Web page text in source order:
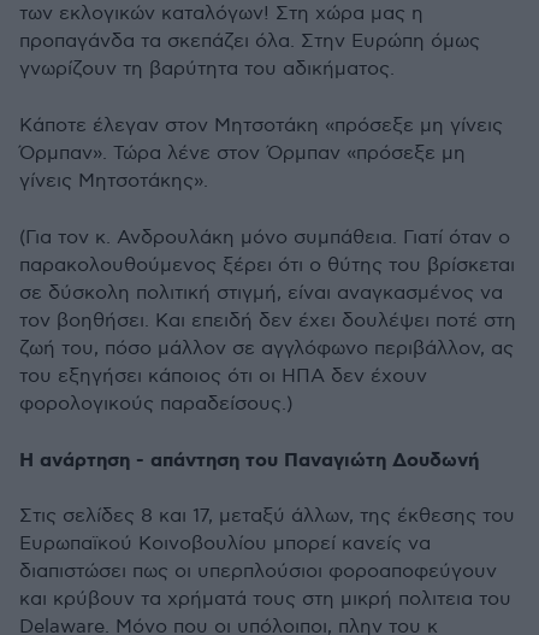
των εκλογικών καταλόγων! Στη χώρα μας η
προπαγάνδα τα σκεπάζει όλα. Στην Ευρώπη όμως
γνωρίζουν τη βαρύτητα του αδικήματος.
Κάποτε έλεγαν στον Μητσοτάκη «πρόσεξε μη γίνεις
Όρμπαν». Τώρα λένε στον Όρμπαν «πρόσεξε μη
γίνεις Μητσοτάκης».
(Για τον κ. Ανδρουλάκη μόνο συμπάθεια. Γιατί όταν ο
παρακολουθούμενος ξέρει ότι ο θύτης του βρίσκεται
σε δύσκολη πολιτική στιγμή, είναι αναγκασμένος να
τον βοηθήσει. Και επειδή δεν έχει δουλέψει ποτέ στη
ζωή του, πόσο μάλλον σε αγγλόφωνο περιβάλλον, ας
του εξηγήσει κάποιος ότι οι ΗΠΑ δεν έχουν
φορολογικούς παραδείσους.)
Η ανάρτηση - απάντηση του Παναγιώτη Δουδωνή
Στις σελίδες 8 και 17, μεταξύ άλλων, της έκθεσης του
Ευρωπαϊκού Κοινοβουλίου μπορεί κανείς να
διαπιστώσει πως οι υπερπλούσιοι φοροαποφεύγουν
και κρύβουν τα χρήματά τους στη μικρή πολιτεια του
Delaware. Μόνο που οι υπόλοιποι, πλην του κ